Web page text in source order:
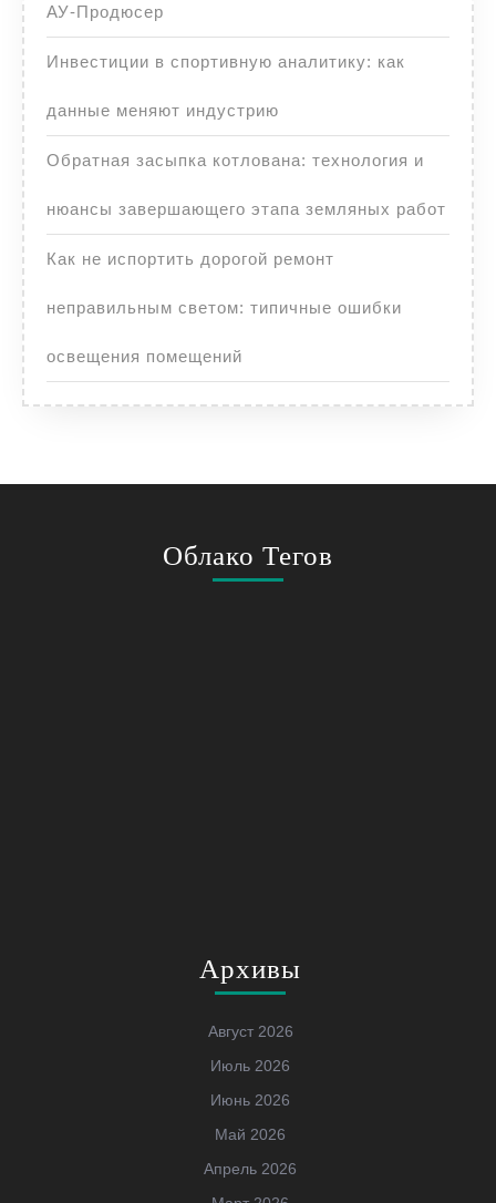
АУ-Продюсер
Инвестиции в спортивную аналитику: как
данные меняют индустрию
Обратная засыпка котлована: технология и
нюансы завершающего этапа земляных работ
Как не испортить дорогой ремонт
неправильным светом: типичные ошибки
освещения помещений
Облако Тегов
Архивы
Август 2026
Июль 2026
Июнь 2026
Май 2026
Апрель 2026